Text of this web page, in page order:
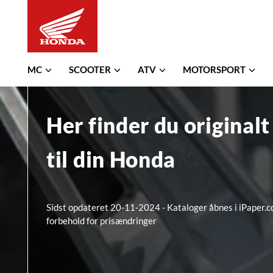
MC SCOOTER ATV MOTORSPORT
Her finder du
til din Honda
Sidst opdateret 20-11-2024- Kataloger åbnes i
forbehold for prisændringer